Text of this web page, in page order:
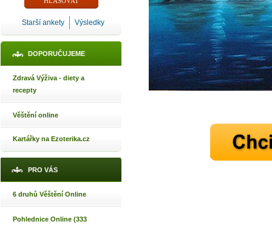
Starší ankety Výsledky
DOPORUČUJEME
Zdravá Výživa - diety a
recepty
Věštění online
Kartářky na Ezoterika.cz
PRO VÁS
6 druhů Věštění Online
Pohlednice Online (333